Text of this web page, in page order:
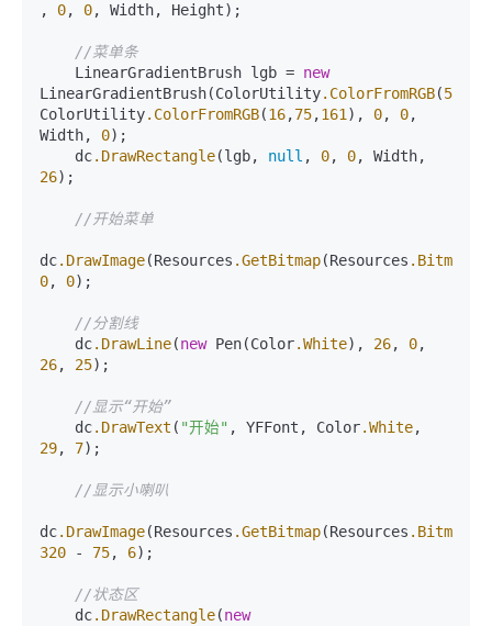
, 0, 0, Width, Height);
//菜单条
LinearGradientBrush lgb = new
LinearGradientBrush(ColorUtility.ColorFromRGB(51
ColorUtility.ColorFromRGB(16,75,161 ), 0, 0,
Width, 0);
dc.DrawRectangle(lgb, null , 0, 0
26);
//开始菜单
dc.DrawImage(Resources .GetBitmap(Resources
0, 0);
//分割线
dc.DrawLine(new Pen(Color.White), 26, 0
26, 25);
//显示“开始”
dc.DrawText ( "开始" , YFFont, Color.White
29, 7);
//显示小喇叭
dc.DrawImage(Resources .GetBitmap(Resources
320 - 75, 6);
//状态区
dc.DrawRectangle(new